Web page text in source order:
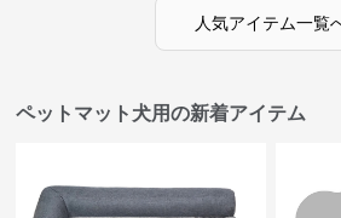
人気アイテム一覧
ペットマット犬用の新着アイテム